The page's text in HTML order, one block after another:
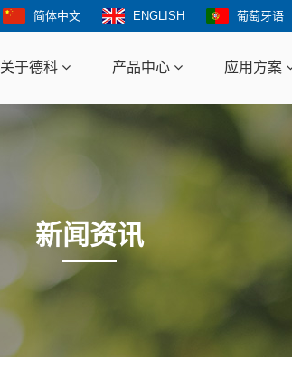
简体中文 ENGLISH 葡萄牙语
关于德科 产品中心 应用方案
新闻资讯